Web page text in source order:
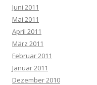
Juni 2011
Mai 2011
April 2011
März 2011
Februar 2011
Januar 2011
Dezember 2010